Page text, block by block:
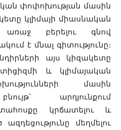
փոփոխության մասին
կլիմայի միասնական
բերելու գնով
է մնալ գիտությունը։
այս կիզակետը
և կլիմայական
մասին
արդյունքում
կրճատելու և
մեղմելու